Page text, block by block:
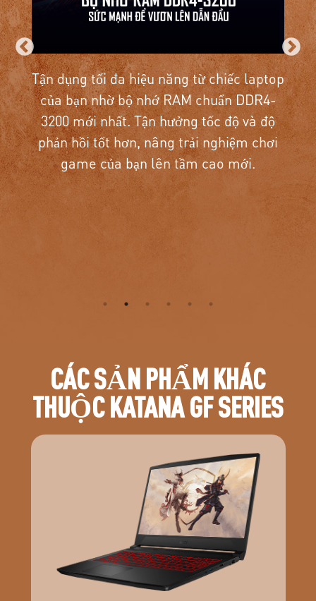
Màn hình chuyên game tốc độ cao hơn,
cho hình ảnh rực rỡ hơn để bạn luôn bắt
kịp mọi chuyển động.
CÁC SẢN PHẨM KHÁC
THUỘC KATANA GF SERIES